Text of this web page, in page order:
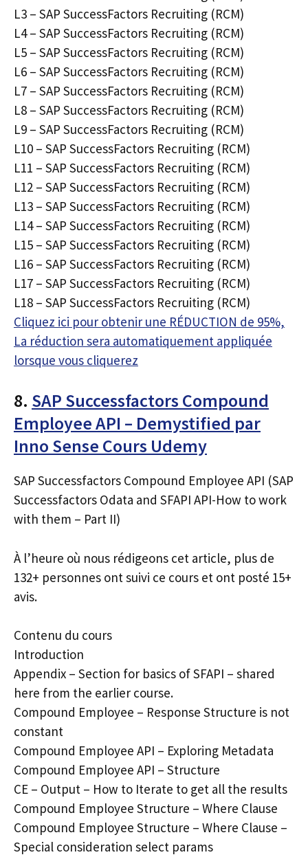
L3 – SAP SuccessFactors Recruiting (RCM)
L4 – SAP SuccessFactors Recruiting (RCM)
L5 – SAP SuccessFactors Recruiting (RCM)
L6 – SAP SuccessFactors Recruiting (RCM)
L7 – SAP SuccessFactors Recruiting (RCM)
L8 – SAP SuccessFactors Recruiting (RCM)
L9 – SAP SuccessFactors Recruiting (RCM)
L10 – SAP SuccessFactors Recruiting (RCM)
L11 – SAP SuccessFactors Recruiting (RCM)
L12 – SAP SuccessFactors Recruiting (RCM)
L13 – SAP SuccessFactors Recruiting (RCM)
L14 – SAP SuccessFactors Recruiting (RCM)
L15 – SAP SuccessFactors Recruiting (RCM)
L16 – SAP SuccessFactors Recruiting (RCM)
L17 – SAP SuccessFactors Recruiting (RCM)
L18 – SAP SuccessFactors Recruiting (RCM)
Cliquez ici pour obtenir une RÉDUCTION de 95%,
La réduction sera automatiquement appliquée
lorsque vous cliquerez
8. SAP Successfactors Compound
Employee API – Demystified par
Inno Sense Cours Udemy
SAP Successfactors Compound Employee API (SAP
Successfactors Odata and SFAPI API-How to work
with them – Part II)
À l’heure où nous rédigeons cet article, plus de
132+ personnes ont suivi ce cours et ont posté 15+
avis.
Contenu du cours
Introduction
Appendix – Section for basics of SFAPI – shared
here from the earlier course.
Compound Employee – Response Structure is not
constant
Compound Employee API – Exploring Metadata
Compound Employee API – Structure
CE – Output – How to Iterate to get all the results
Compound Employee Structure – Where Clause
Compound Employee Structure – Where Clause –
Special consideration select params